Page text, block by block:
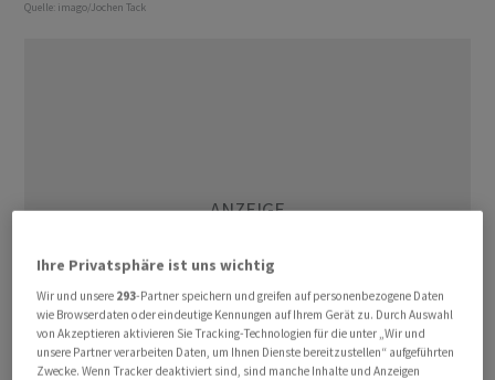
Quelle: imago/Jochen Tack
Ihre Privatsphäre ist uns wichtig
Wir und unsere 293-Partner speichern und greifen auf personenbezogene Daten
wie Browserdaten oder eindeutige Kennungen auf Ihrem Gerät zu. Durch Auswahl
von Akzeptieren aktivieren Sie Tracking-Technologien für die unter „Wir und
unsere Partner verarbeiten Daten, um Ihnen Dienste bereitzustellen“ aufgeführten
Zwecke. Wenn Tracker deaktiviert sind, sind manche Inhalte und Anzeigen